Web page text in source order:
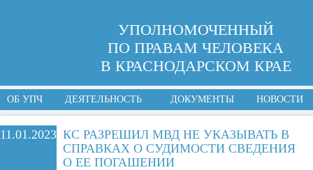
УПОЛНОМОЧЕННЫЙ
ПО ПРАВАМ ЧЕЛОВЕКА
В КРАСНОДАРСКОМ КРАЕ
ОБ УПЧ ДЕЯТЕЛЬНОСТЬ ДОКУМЕНТЫ НОВОСТИ
11.01.2023 КС РАЗРЕШИЛ МВД НЕ УКАЗЫВАТЬ В
СПРАВКАХ О СУДИМОСТИ СВЕДЕНИЯ
О ЕЕ ПОГАШЕНИИ